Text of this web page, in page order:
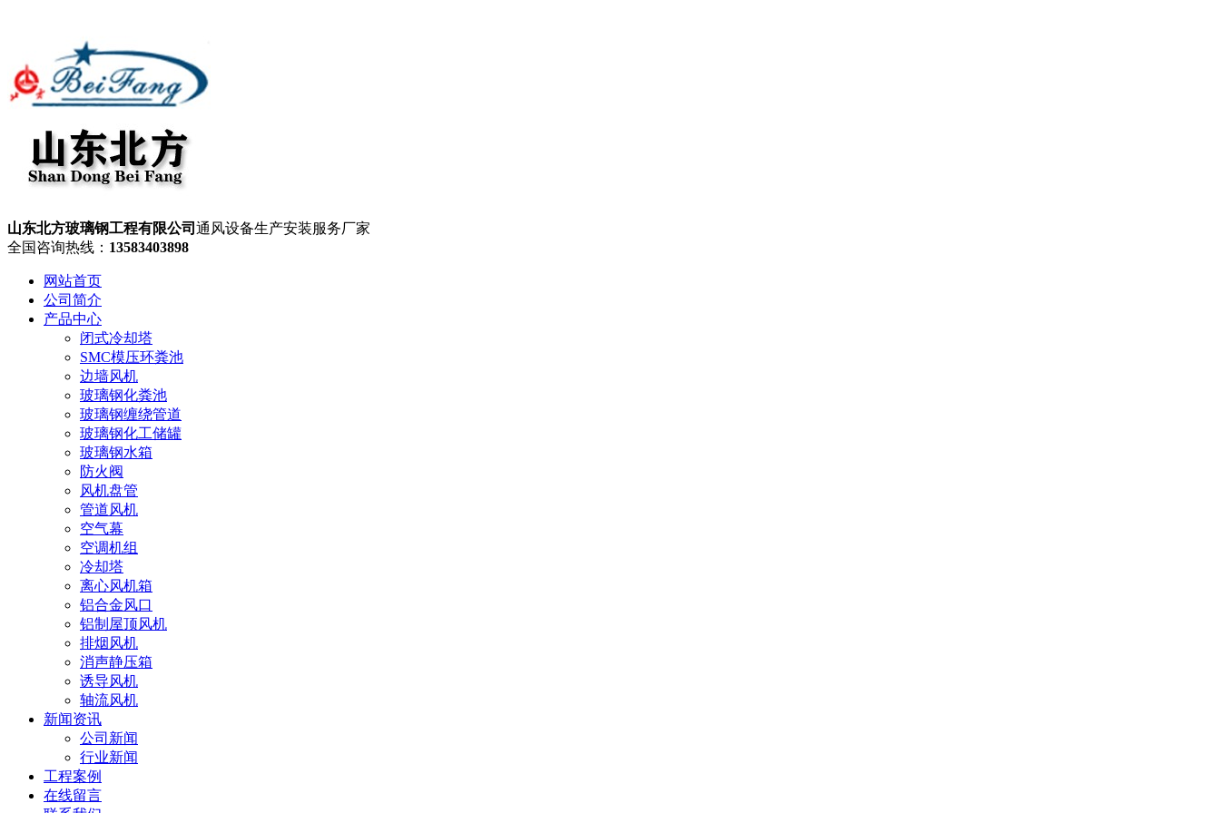
山东北方玻璃钢工程有限公司 通风设备生产安装服务厂家
全国咨询热线： 13583403898
网站首页
公司简介
产品中心
闭式冷却塔
SMC模压环粪池
边墙风机
玻璃钢化粪池
玻璃钢缠绕管道
玻璃钢化工储罐
玻璃钢水箱
防火阀
风机盘管
管道风机
空气幕
空调机组
冷却塔
离心风机箱
铝合金风口
铝制屋顶风机
排烟风机
消声静压箱
诱导风机
轴流风机
新闻资讯
公司新闻
行业新闻
工程案例
在线留言